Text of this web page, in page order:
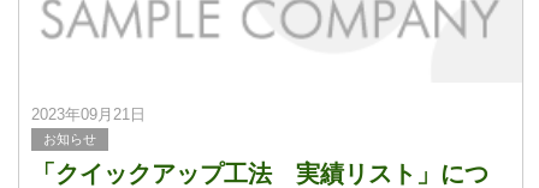
2023年09月21日
お知らせ
「クイックアップ工法 実績リスト」につ